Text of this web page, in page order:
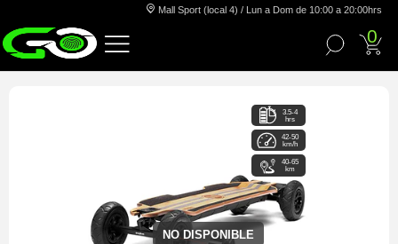
Mall Sport (local 4) / Lun a Dom de 10:00 a 20:00hrs
0
NO DISPONIBLE
3.5-4
hrs
42-50
km/h
40-65
km